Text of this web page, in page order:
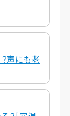
声にも老